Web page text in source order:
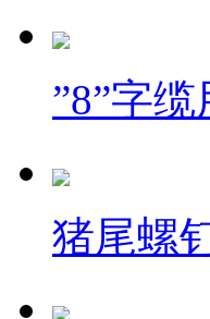
”8”字
猪尾螺